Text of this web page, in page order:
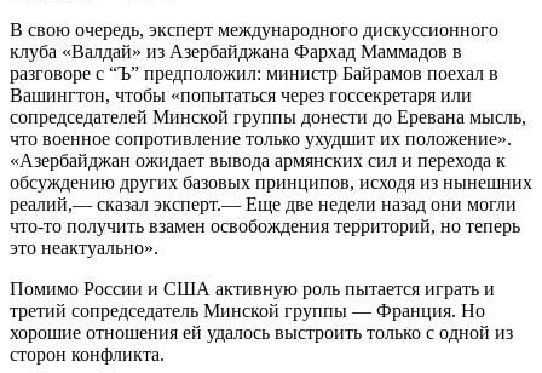
В свою очередь, эксперт международного дискуссионного
клуба «Валдай» из Азербайджана Фархад Маммадов в
разговоре с “Ъ” предположил: министр Байрамов поехал в
Вашингтон, чтобы «попытаться через госсекретаря или
сопредседателей Минской группы донести до Еревана мысль,
что военное сопротивление только ухудшит их положение».
«Азербайджан ожидает вывода армянских сил и перехода к
обсуждению других базовых принципов, исходя из нынешних
реалий,— сказал эксперт.— Еще две недели назад они могли
что-то получить взамен освобождения территорий, но теперь
это неактуально».
Помимо России и США активную роль пытается играть и
третий сопредседатель Минской группы — Франция. Но
хорошие отношения ей удалось выстроить только с одной из
сторон конфликта.